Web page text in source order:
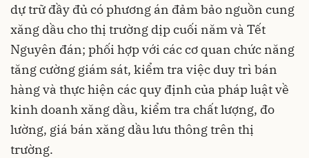
dự trữ đầy đủ có phương án đảm bảo nguồn cung
xăng dầu cho thị trường dịp cuối năm và Tết
Nguyên đán; phối hợp với các cơ quan chức năng
tăng cường giám sát, kiểm tra việc duy trì bán
hàng và thực hiện các quy định của pháp luật về
kinh doanh xăng dầu, kiểm tra chất lượng, đo
lường, giá bán xăng dầu lưu thông trên thị
trường.